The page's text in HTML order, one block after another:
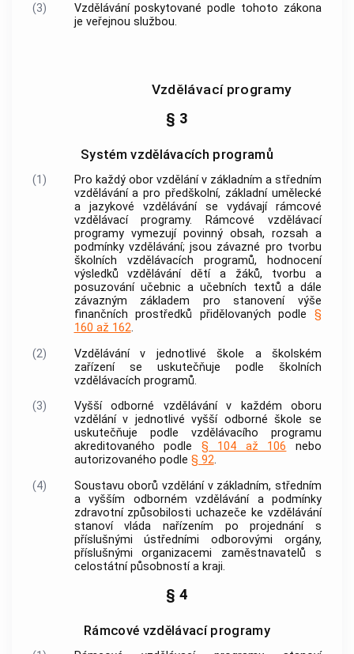
(3)
Vzdělávání poskytované podle tohoto zákona
je veřejnou službou.
Vzdělávací programy
§ 3
Systém vzdělávacích programů
(1)
Pro každý obor vzdělání v základním a středním
vzdělávání a pro předškolní, základní umělecké
a jazykové vzdělávání se vydávají rámcové
vzdělávací programy. Rámcové vzdělávací
programy vymezují povinný obsah, rozsah a
podmínky vzdělávání; jsou závazné pro tvorbu
školních vzdělávacích programů, hodnocení
výsledků vzdělávání dětí a žáků, tvorbu a
posuzování učebnic a učebních textů a dále
závazným základem pro stanovení výše
finančních prostředků přidělovaných podle §
160 až 162.
(2)
Vzdělávání v jednotlivé škole a školském
zařízení se uskutečňuje podle školních
vzdělávacích programů.
(3)
Vyšší odborné vzdělávání v každém oboru
vzdělání v jednotlivé vyšší odborné škole se
uskutečňuje podle vzdělávacího programu
akreditovaného podle § 104 až 106 nebo
autorizovaného podle § 92.
(4)
Soustavu oborů vzdělání v základním, středním
a vyšším odborném vzdělávání a podmínky
zdravotní způsobilosti uchazeče ke vzdělávání
stanoví vláda nařízením po projednání s
příslušnými ústředními odborovými orgány,
příslušnými organizacemi zaměstnavatelů s
celostátní působností a kraji.
§ 4
Rámcové vzdělávací programy